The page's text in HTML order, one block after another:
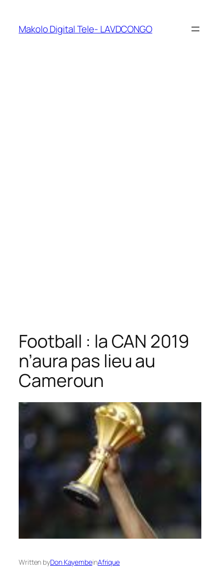
Makolo Digital Tele- LAVDCONGO
Football : la CAN 2019
n’aura pas lieu au
Cameroun
Written byDon KayembeinAfrique